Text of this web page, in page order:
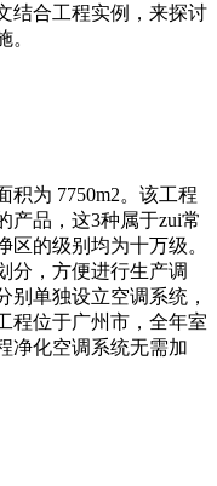
结合工程实例，来探讨
。
为 7750m2。该工程
产品，这3种属于zui常
区的级别均为十万级。
分，方便进行生产调
别单独设立空调系统，
程位于广州市，全年室
净化空调系统无需加